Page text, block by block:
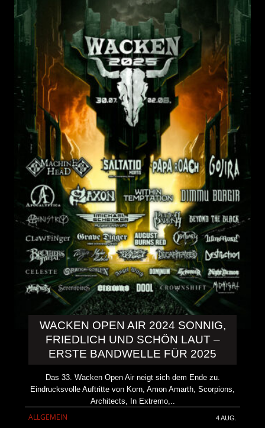
WACKEN OPEN AIR 2024 SONNIG,
FRIEDLICH UND SCHÖN LAUT –
ERSTE BANDWELLE FÜR 2025
Das 33. Wacken Open Air neigt sich dem Ende zu.
Eindrucksvolle Auftritte von Korn, Amon Amarth, Scorpions,
Architects, In Extremo,..
ALLGEMEIN 4 AUG.